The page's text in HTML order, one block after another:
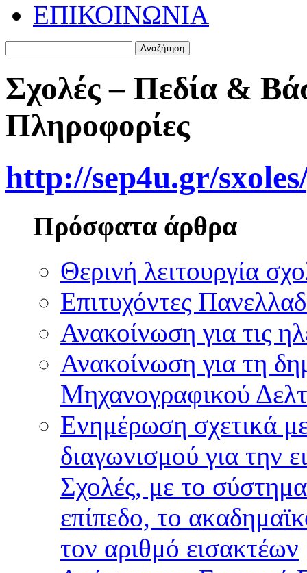
ΕΠΙΚΟΙΝΩΝΙΑ
για:
Σχολές – Πεδία &
Πληροφορίες
http://sep4u.gr/
Πρόσφατα άρθρα
Θερινή λειτουργία
Επιτυχόντες
Ανακοίνωση για τις
Ανακοίνωση για τη
Μηχανογραφικού
Ενημέρωση σχετικά
διαγωνισμού για την
Σχολές, με το
επίπεδο, το
τον αριθμό εισακτέων